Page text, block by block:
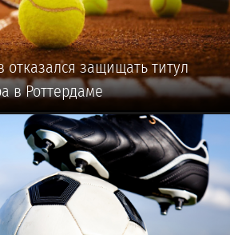
защищать титул
в Роттердаме